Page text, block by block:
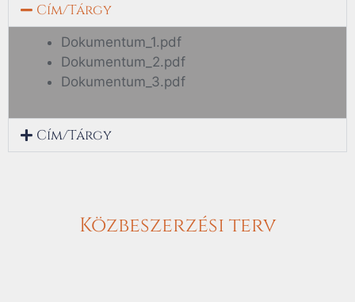
Cím/Tárgy
Dokumentum_1.pdf
Dokumentum_2.pdf
Dokumentum_3.pdf
Cím/Tárgy
Közbeszerzési terv